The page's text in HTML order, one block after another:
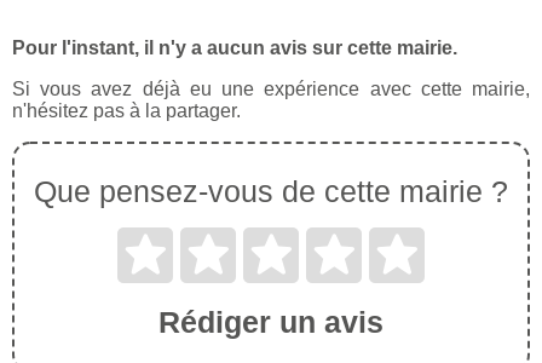
Pour l'instant, il n'y a aucun avis sur cette mairie.
Si vous avez déjà eu une expérience avec cette mairie,
n'hésitez pas à la partager.
Que pensez-vous de cette mairie ?
Rédiger un avis